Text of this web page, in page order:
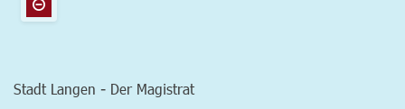
Stadt Langen - Der Magistrat